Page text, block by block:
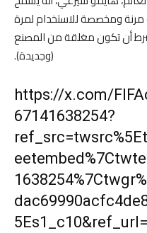
مرنة ومخصصة للاستخدام لمرة
تتعدى 590 مل بشرط أن تكون مغلقة من المصنع
(وجديدة).
https://x.com/
67141638254?